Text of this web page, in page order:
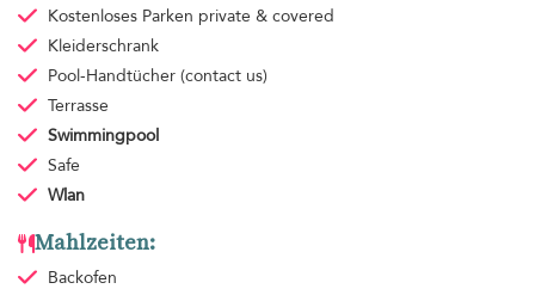
Kostenloses Parken private & covered
Kleiderschrank
Pool-Handtücher (contact us)
Terrasse
Swimmingpool
Safe
Wlan
Mahlzeiten:
Backofen